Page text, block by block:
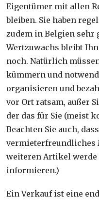
Eigentümer mit allen
bleiben. Sie haben
zudem in Belgien sehr
Wertzuwachs bleibt
noch. Natürlich
kümmern und
organisieren und
vor Ort ratsam, außer
der das für Sie (meist
Beachten Sie auch,
vermieterfreundliches
weiteren Artikel werde
informieren.)
Ein Verkauf ist eine